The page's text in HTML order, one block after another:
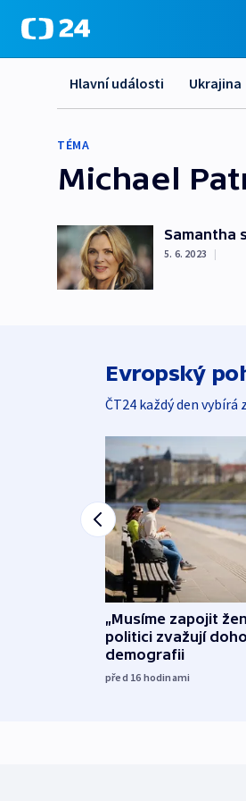
Hlavní události Ukrajina
TÉMA
Michael
Samantha
5. 6. 2023 |
Evropský
ČT24 každý den
„Musíme zapojit
politici zvažují
demografii
před 16 hodinami